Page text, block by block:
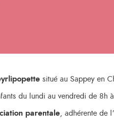
situé au Sappey en
du lundi au vendredi de 8h
parentale , adhérente de